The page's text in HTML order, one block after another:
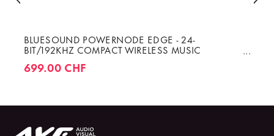
BLUESOUND POWERNODE EDGE - 24-
BIT/192KHZ COMPACT WIRELESS MUSIC
STREAMING AMPLIFIER 2 X 40W
699.00 CHF